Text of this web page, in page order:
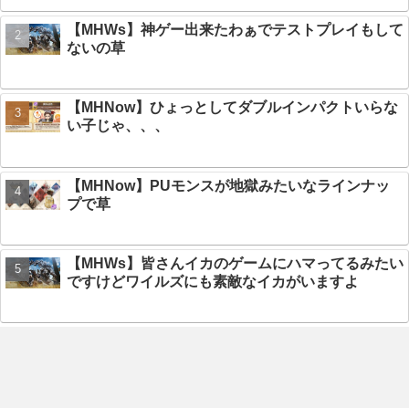
【MHWs】神ゲー出来たわぁでテストプレイもして
ないの草
【MHNow】ひょっとしてダブルインパクトいらな
い子じゃ、、、
【MHNow】PUモンスが地獄みたいなラインナッ
プで草
【MHWs】皆さんイカのゲームにハマってるみたい
ですけどワイルズにも素敵なイカがいますよ